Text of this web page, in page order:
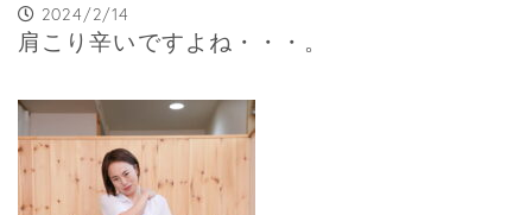
2024/2/14
肩こり辛いですよね・・・。